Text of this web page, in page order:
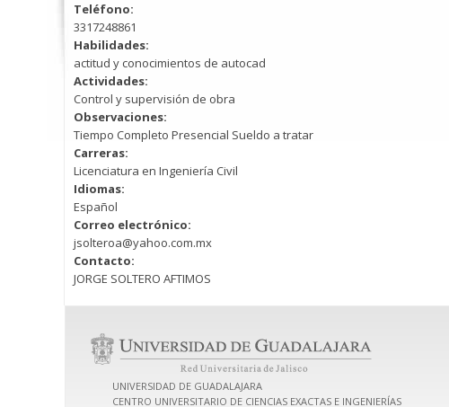
Teléfono:
3317248861
Habilidades:
actitud y conocimientos de autocad
Actividades:
Control y supervisión de obra
Observaciones:
Tiempo Completo Presencial Sueldo a tratar
Carreras:
Licenciatura en Ingeniería Civil
Idiomas:
Español
Correo electrónico:
jsolteroa@yahoo.com.mx
Contacto:
JORGE SOLTERO AFTIMOS
UNIVERSIDAD DE GUADALAJARA
CENTRO UNIVERSITARIO DE CIENCIAS EXACTAS E INGENIERÍAS